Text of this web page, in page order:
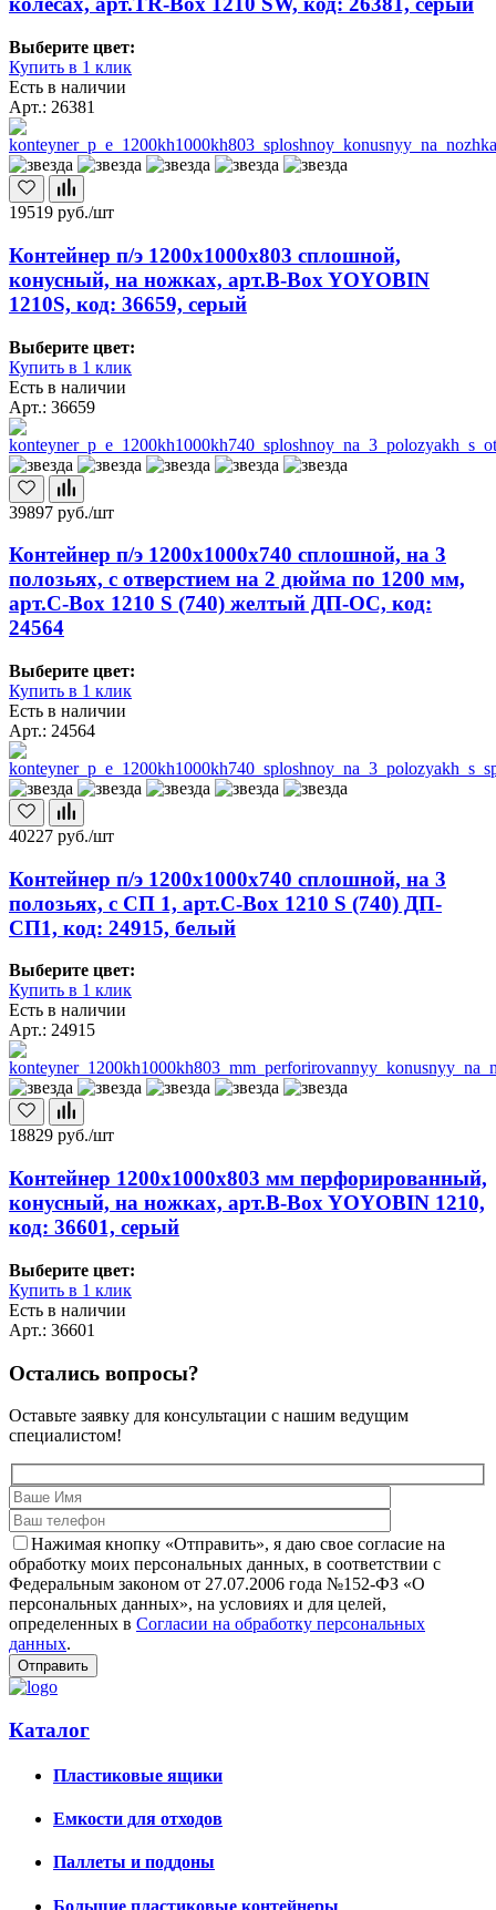
Выберите цвет:
Купить в 1 клик
Есть в наличии
Арт.: 26381
19519 руб./шт
Контейнер п/э 1200х1000х803 сплошной,
конусный, на ножках, арт.B-Box YOYOBIN
1210S, код: 36659, серый
Выберите цвет:
Купить в 1 клик
Есть в наличии
Арт.: 36659
39897 руб./шт
Контейнер п/э 1200х1000х740 сплошной, на 3
полозьях, с отверстием на 2 дюйма по 1200 мм,
арт.C-Box 1210 S (740) желтый ДП-ОС, код:
24564
Выберите цвет:
Купить в 1 клик
Есть в наличии
Арт.: 24564
40227 руб./шт
Контейнер п/э 1200х1000х740 сплошной, на 3
полозьях, с СП 1, арт.C-Box 1210 S (740) ДП-
СП1, код: 24915, белый
Выберите цвет:
Купить в 1 клик
Есть в наличии
Арт.: 24915
18829 руб./шт
Контейнер 1200х1000х803 мм перфорированный,
конусный, на ножках, арт.B-Box YOYOBIN 1210,
код: 36601, серый
Выберите цвет:
Купить в 1 клик
Есть в наличии
Арт.: 36601
Остались вопросы?
Оставьте заявку для консультации с нашим ведущим
специалистом!
Нажимая кнопку «Отправить», я даю свое согласие на
обработку моих персональных данных, в соответствии с
Федеральным законом от 27.07.2006 года №152-ФЗ «О
персональных данных», на условиях и для целей,
определенных в Согласии на обработку персональных
данных.
Каталог
Пластиковые ящики
Емкости для отходов
Паллеты и поддоны
Большие пластиковые контейнеры